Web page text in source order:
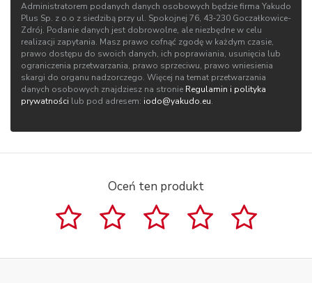
Administratorem podanych danych osobowych będzie firma Yakudo
Plus Sp. z o.o z siedzibą przy ul. Spokojnej 76, 43‑230 Goczałkowice-
Zdrój. Podanie danych jest dobrowolne, ale niezbędne w celu
realizacji zapytania. Masz prawo cofnąć zgodę w każdym czasie,
prawo dostępu do swoich danych, ich poprawiania, usunięcia lub
ograniczenia przetwarzania, prawo sprzeciwu, prawo wniesienia
skargi do organu nadzorczego. Więcej na temat przetwarzania
danych osobowych znajdziesz na stronie Regulamin i polityka
prywatności lub pod adresem: iodo@yakudo.eu.
Oceń ten produkt